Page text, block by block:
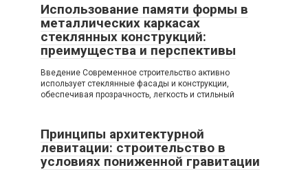
Использование памяти формы в
металлических каркасах
стеклянных конструкций:
преимущества и перспективы
Введение Современное строительство активно
использует стеклянные фасады и конструкции,
обеспечивая прозрачность, легкость и стильный
Принципы архитектурной
левитации: строительство в
условиях пониженной гравитации